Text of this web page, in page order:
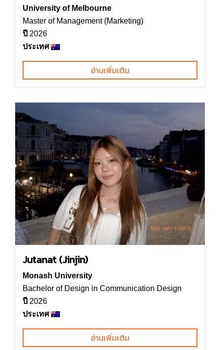
University of Melbourne
Master of Management (Marketing)
ปี 2026
ประเทศ
อ่านเพิ่มเติม
Jutanat (Jinjin)
Monash University
Bachelor of Design in Communication Design
ปี 2026
ประเทศ
อ่านเพิ่มเติม